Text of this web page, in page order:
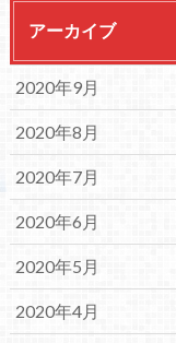
アーカイブ
2020年9月
2020年8月
2020年7月
2020年6月
2020年5月
2020年4月